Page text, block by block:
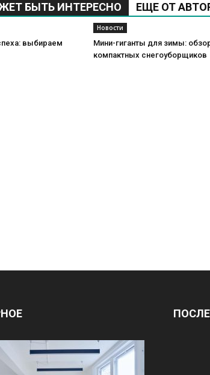
БЫТЬ ИНТЕРЕСНО ЕЩЕ ОТ
выбираем
Новости
Мини-гиганты для зимы:
компактных снегоуборщиков